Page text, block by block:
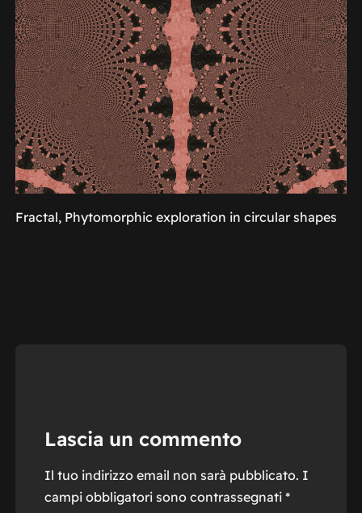
Fractal, Phytomorphic exploration in circular shapes
Lascia un commento
Il tuo indirizzo email non sarà pubblicato. I
campi obbligatori sono contrassegnati *